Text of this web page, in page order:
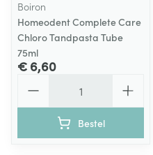
Boiron
Homeodent Complete Care
Chloro Tandpasta Tube
75ml
€ 6,60
Bestel